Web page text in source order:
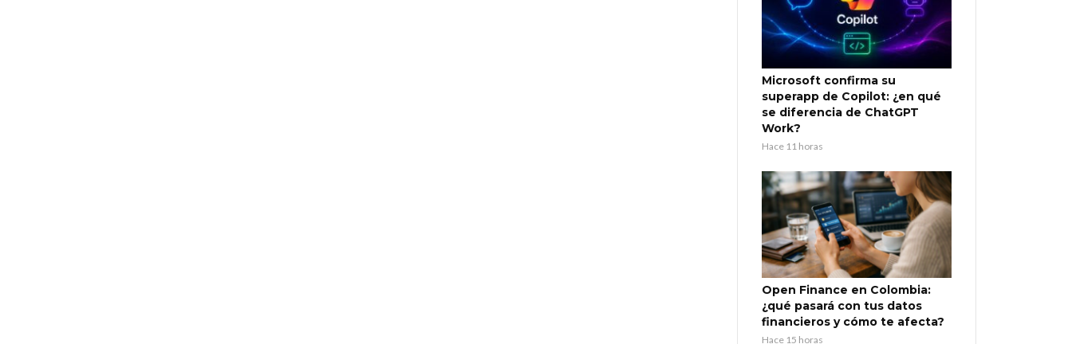
Microsoft confirma su
superapp de Copilot: ¿en qué
se diferencia de ChatGPT
Work?
Hace 11 horas
Open Finance en Colombia:
¿qué pasará con tus datos
financieros y cómo te afecta?
Hace 15 horas